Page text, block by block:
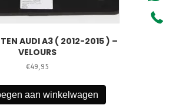
AUDI A3 ( 2012-2015 ) –
VELOURS
€49,95
aan winkelwagen